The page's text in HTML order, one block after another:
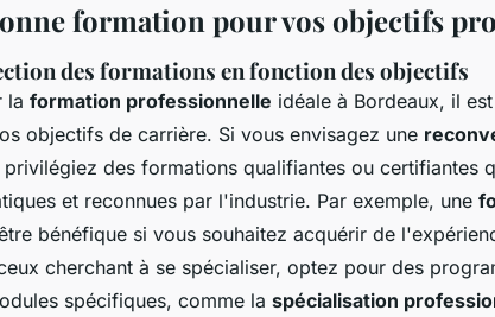
formation pour vos objectifs
des formations en fonction des objectifs
la formation professionnelle idéale à Bordeaux, il
objectifs de carrière. Si vous envisagez une
privilégiez des formations qualifiantes ou certifiantes
et reconnues par l'industrie. Par exemple, une
bénéfique si vous souhaitez acquérir de
cherchant à se spécialiser, optez pour des
spécifiques, comme la spécialisation